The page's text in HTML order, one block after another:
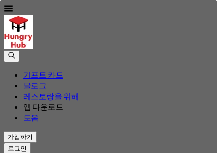
기프트 카드
블로그
레스토랑을 위해
앱 다운로드
도움
가입하기
로그인